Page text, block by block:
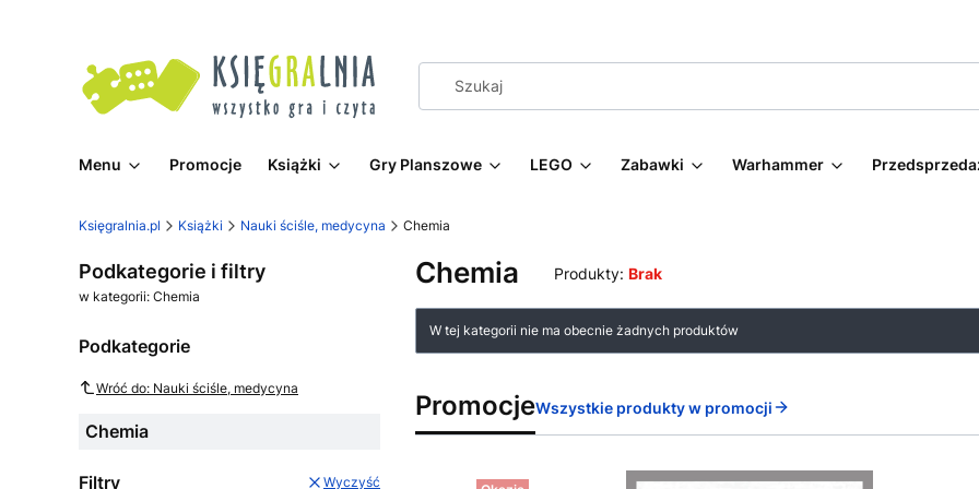
Menu Promocje Książki Gry Planszowe LEGO Zabawki Warhammer
Księgralnia.pl Książki Nauki ściśle, medycyna Chemia
Podkategorie i filtry
w kategorii: Chemia
Podkategorie
Wróć do: Nauki ściśle, medycyna
Chemia
Filtry Wyczyść
Chemia Produkty: Brak
Lista produktów
W tej kategorii nie ma obecnie żadnych produktów
PromocjeWszystkie produkty w promocji